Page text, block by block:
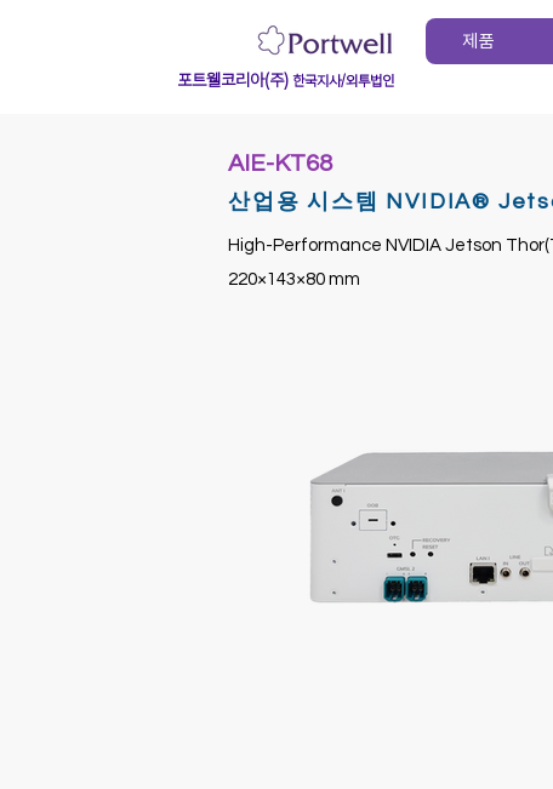
제품
포트웰코리아(주) 한국지사/외투법인
AIE-KT68
산업용 시스템 NVIDIA®
High-Performance NVIDIA Jetson
220×143×80 mm